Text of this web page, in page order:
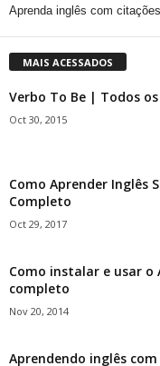
Aprenda inglês com citações
MAIS ACESSADOS
Verbo To Be | Todos
Oct 30, 2015
Como Aprender Inglês
Completo
Oct 29, 2017
Como instalar e usar o
completo
Nov 20, 2014
Aprendendo inglês